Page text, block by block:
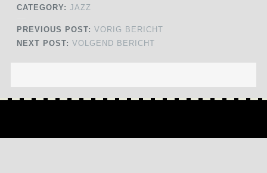
CATEGORY: JAZZ
PREVIOUS POST: VORIG BERICHT
NEXT POST: VOLGEND BERICHT